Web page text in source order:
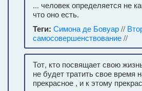
... человек определяется не
что оно есть.
Теги: Симона де Бовуар//
самосовершенствование//
Тот, кто посвящает свою
не будет тратить свое время
прекрасное , и к этому